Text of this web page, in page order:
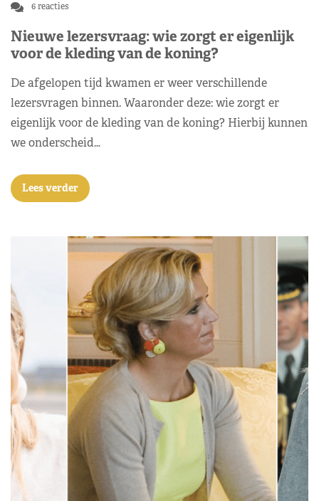
6 reacties
Nieuwe lezersvraag: wie zorgt er eigenlijk
voor de kleding van de koning?
De afgelopen tijd kwamen er weer verschillende
lezersvragen binnen. Waaronder deze: wie zorgt er
eigenlijk voor de kleding van de koning? Hierbij kunnen
we onderscheid…
Lees verder